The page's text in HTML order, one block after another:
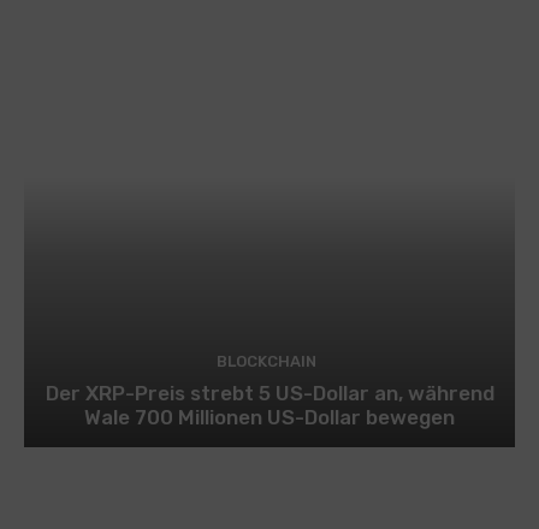
BLOCKCHAIN
Der XRP-Preis strebt 5 US-Dollar an, während
Wale 700 Millionen US-Dollar bewegen